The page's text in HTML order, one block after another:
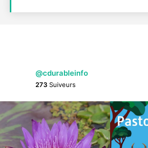
@cdurableinfo
273 Suiveurs